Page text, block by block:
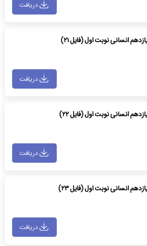
دریافت
انسانی نوبت اول (فایل ۲۱)
دریافت
انسانی نوبت اول (فایل ۲۲)
دریافت
انسانی نوبت اول (فایل ۲۳)
دریافت